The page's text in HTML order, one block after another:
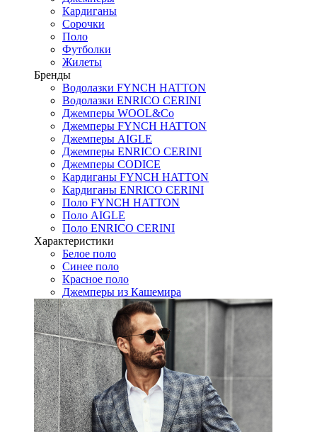
Кардиганы
Сорочки
Поло
Футболки
Жилеты
Бренды
Водолазки FYNCH HATTON
Водолазки ENRICO CERINI
Джемперы WOOL&Co
Джемперы FYNCH HATTON
Джемперы AIGLE
Джемперы ENRICO CERINI
Джемперы CODICE
Кардиганы FYNCH HATTON
Кардиганы ENRICO CERINI
Поло FYNCH HATTON
Поло AIGLE
Поло ENRICO CERINI
Характеристики
Белое поло
Синее поло
Красное поло
Джемперы из Кашемира